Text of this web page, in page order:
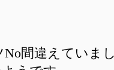
間違えていま